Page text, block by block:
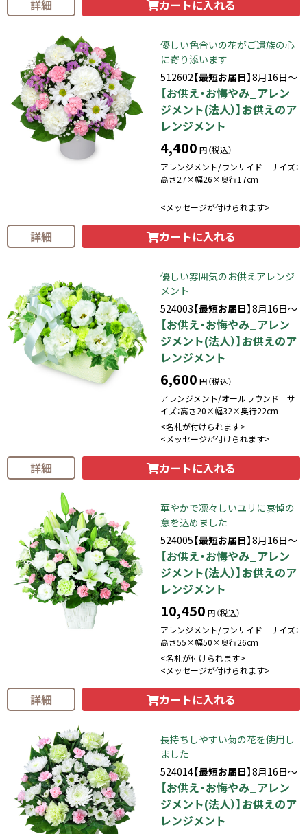
詳細 カートに入れる
優しい色合いの花がご遺族の心
に寄り添います
512602【最短お届日】8月16日～
【お供え・お悔やみ_アレン
ジメント(法人）】お供えのア
レンジメント
4,400 円（税込）
アレンジメント/ワンサイド サイズ：
高さ27×幅26×奥行17cm
<メッセージが付けられます>
詳細 カートに入れる
優しい雰囲気のお供えアレンジ
メント
524003【最短お届日】8月16日～
【お供え・お悔やみ_アレン
ジメント(法人）】お供えのア
レンジメント
6,600 円（税込）
アレンジメント/オールラウンド サ
イズ：高さ20×幅32×奥行22cm
<名札が付けられます>
<メッセージが付けられます>
詳細 カートに入れる
華やかで凛々しいユリに哀悼の
意を込めました
524005【最短お届日】8月16日～
【お供え・お悔やみ_アレン
ジメント(法人）】お供えのア
レンジメント
10,450 円（税込）
アレンジメント/ワンサイド サイズ：
高さ55×幅50×奥行26cm
<名札が付けられます>
<メッセージが付けられます>
詳細 カートに入れる
長持ちしやすい菊の花を使用し
ました
524014【最短お届日】8月16日～
【お供え・お悔やみ_アレン
ジメント(法人）】お供えのア
レンジメント